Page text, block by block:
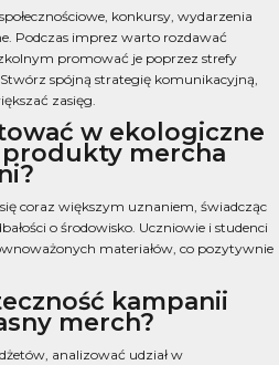
konkursy, wydarzenia
Podczas imprez warto rozdawać
promować je poprzez strefy
spójną strategię komunikacyjną,
zasięg.
w ekologiczne
mercha
coraz większym uznaniem, świadcząc
o środowisko. Uczniowie i studenci
materiałów, co pozytywnie
kampanii
merch?
analizować udział w